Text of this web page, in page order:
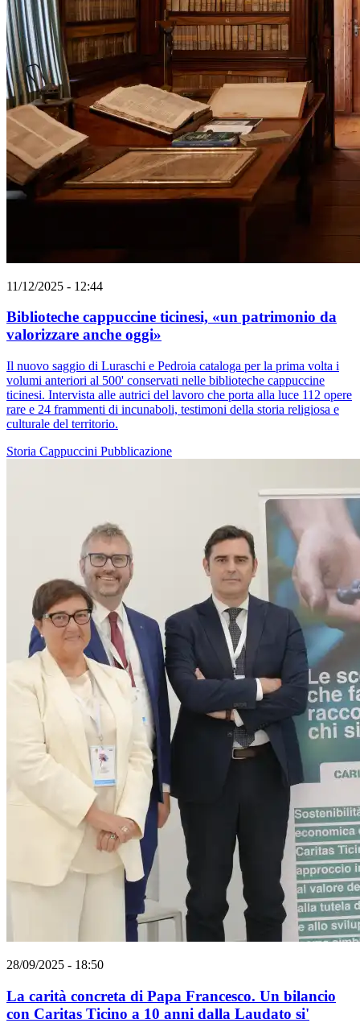
11/12/2025 - 12:44
Biblioteche cappuccine ticinesi, «un patrimonio da
valorizzare anche oggi»
Il nuovo saggio di Luraschi e Pedroia cataloga per la prima volta i
volumi anteriori al 500' conservati nelle biblioteche cappuccine
ticinesi. Intervista alle autrici del lavoro che porta alla luce 112 opere
rare e 24 frammenti di incunaboli, testimoni della storia religiosa e
culturale del territorio.
Storia Cappuccini Pubblicazione
28/09/2025 - 18:50
La carità concreta di Papa Francesco. Un bilancio
con Caritas Ticino a 10 anni dalla Laudato si'